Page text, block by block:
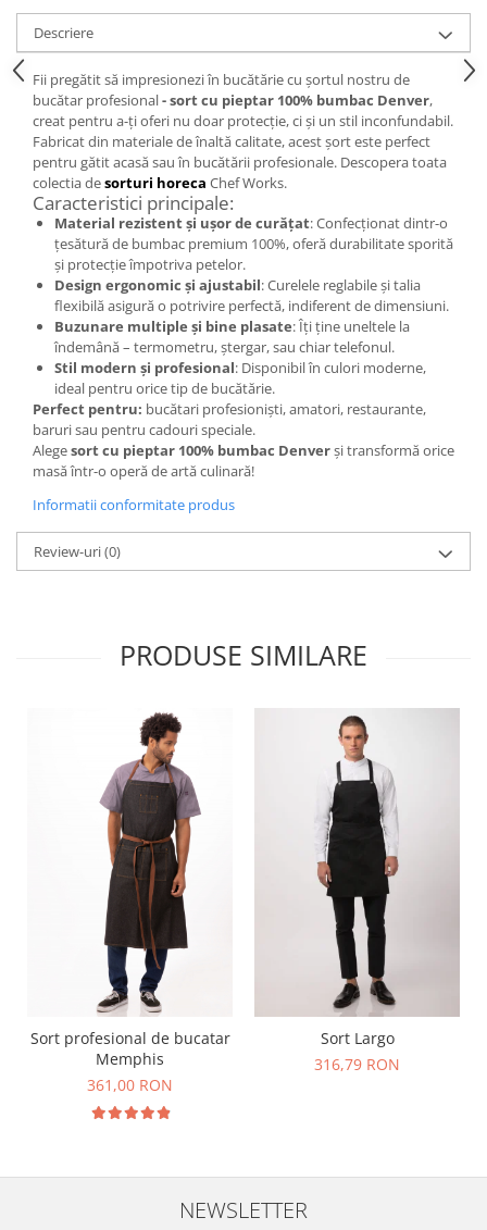
Descriere
Fii pregătit să impresionezi în bucătărie cu șortul nostru de
bucătar profesional- sort cu pieptar 100% bumbac Denver,
creat pentru a-ți oferi nu doar protecție, ci și un stil inconfundabil.
Fabricat din materiale de înaltă calitate, acest șort este perfect
pentru gătit acasă sau în bucătării profesionale. Descopera toata
colectia desorturi horeca Chef Works.
Caracteristici principale:
Material rezistent și ușor de curățat: Confecționat dintr-o
țesătură de bumbac premium 100%, oferă durabilitate sporită
și protecție împotriva petelor.
Design ergonomic și ajustabil: Curelele reglabile și talia
flexibilă asigură o potrivire perfectă, indiferent de dimensiuni.
Buzunare multiple și bine plasate: Îți ține uneltele la
îndemână – termometru, ștergar, sau chiar telefonul.
Stil modern și profesional: Disponibil în culori moderne,
ideal pentru orice tip de bucătărie.
Perfect pentru: bucătari profesioniști, amatori, restaurante,
baruri sau pentru cadouri speciale.
Alegesort cu pieptar 100% bumbac Denverși transformă orice
masă într-o operă de artă culinară!
Informatii conformitate produs
Review-uri(0)
PRODUSE SIMILARE
Sort profesional de bucatar
Memphis
361,00 RON
Sort Largo
316,79 RON
NEWSLETTER